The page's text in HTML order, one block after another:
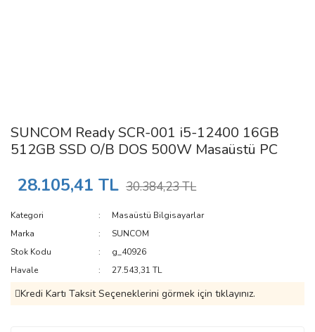
SUNCOM Ready SCR-001 i5-12400 16GB
512GB SSD O/B DOS 500W Masaüstü PC
28.105,41 TL 30.384,23 TL
Kategori
Masaüstü Bilgisayarlar
Marka
SUNCOM
Stok Kodu
g_40926
Havale
27.543,31 TL
Kredi Kartı Taksit Seçeneklerini görmek için tıklayınız.